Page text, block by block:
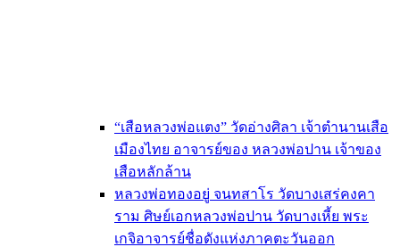
“เสือหลวงพ่อแตง” วัดอ่างศิลา เจ้าตำนานเสือ
เมืองไทย อาจารย์ของ หลวงพ่อปาน เจ้าของ
เสือหลักล้าน
หลวงพ่อทองอยู่ จนทสาโร วัดบางเสร่คงคา
ราม ศิษย์เอกหลวงพ่อปาน วัดบางเหี้ย พระ
เกจิอาจารย์ชื่อดังแห่งภาคตะวันออก